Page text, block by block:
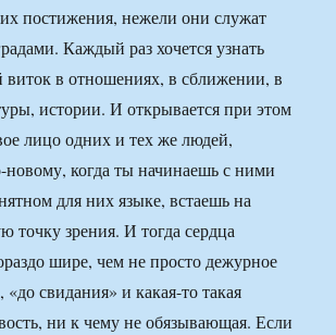
постижения, нежели они служат
Каждый раз хочется узнать
виток в отношениях, в сближении, в
истории. И открывается при этом
лицо одних и тех же людей,
новому, когда ты начинаешь с ними
для них языке, встаешь на
точку зрения. И тогда сердца
шире, чем не просто дежурное
«до свидания» и какая-то такая
ни к чему не обязывающая. Если